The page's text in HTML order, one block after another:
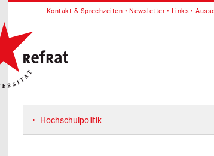
Kontakt & Sprechzeiten Newsletter Links Au
Hochschulpolitik